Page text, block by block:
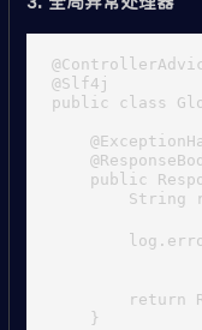
@Slf4j
public class
public
String
return
    }